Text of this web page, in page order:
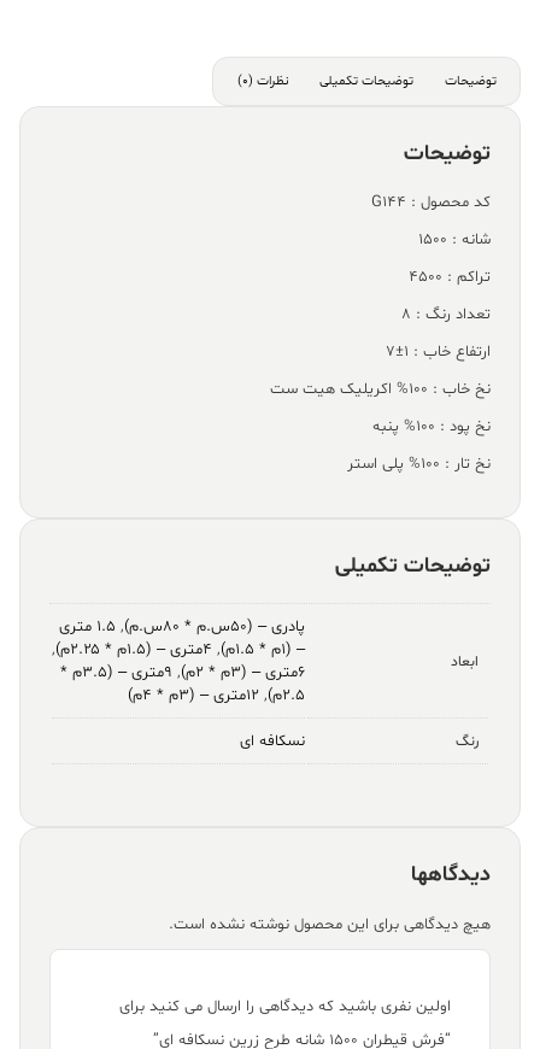
توضیحات توضیحات تکمیلی نظرات (0)
توضیحات
کد محصول : G144
شانه : 1500
تراکم : 4500
تعداد رنگ : 8
ارتفاع خاب : 1±7
نخ خاب : 100% اکریلیک هیت ست
نخ پود : 100% پنبه
نخ تار : 100% پلی استر
توضیحات تکمیلی
ابعاد
پادری – (۵۰س.م * ۸۰س.م) ,
۱.۵ متری
– (۱م * ۱.۵م)
, ۴متری – (۱.۵م * ۲.۲۵م)
,
۶متری – (۳م * ۲م)
,
۹متری – (۳.۵م *
۲.۵م)
, ۱۲متری – (۳م * ۴م)
رنگ نسکافه ای
دیدگاهها
هیچ دیدگاهی برای این محصول نوشته نشده است.
اولین نفری باشید که دیدگاهی را ارسال می کنید برای
“فرش قیطران ۱۵۰۰ شانه طرح زرین نسکافه ای”